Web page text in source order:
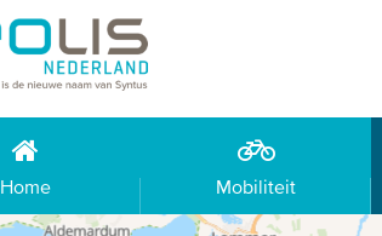
Home Mobiliteit